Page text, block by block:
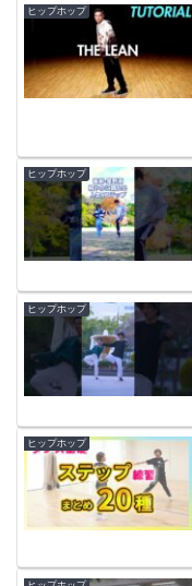
ヒップホップ
ヒップホップ
ヒップホップ
ヒップホップ